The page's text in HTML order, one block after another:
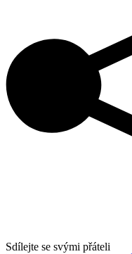
Sdílejte se svými přáteli